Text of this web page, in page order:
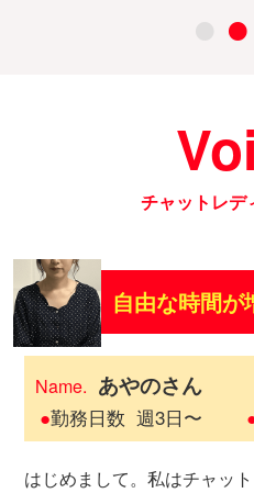
チャットレデ
自由な時間
Name. あやのさん
●勤務日数 週3日〜
はじめまして。私はチャッ